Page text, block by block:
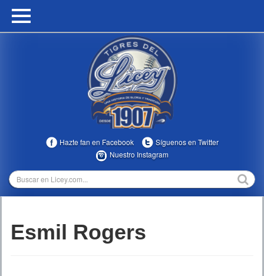
HOME
MULTIMEDIA
TEMPORADAS
Hazte fan en Facebook
Síguenos en Twitter
Nuestro Instagram
Esmil Rogers